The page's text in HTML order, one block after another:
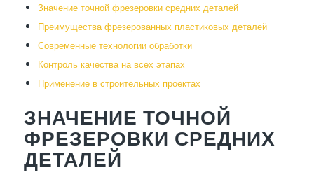
Значение точной фрезеровки средних деталей
Преимущества фрезерованных пластиковых деталей
Современные технологии обработки
Контроль качества на всех этапах
Применение в строительных проектах
ЗНАЧЕНИЕ ТОЧНОЙ
ФРЕЗЕРОВКИ СРЕДНИХ
ДЕТАЛЕЙ